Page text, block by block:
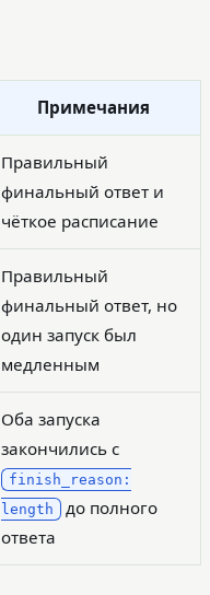
Примечания
Правильный
финальный ответ и
чёткое расписание
Правильный
финальный ответ, но
один запуск был
медленным
Оба запуска
закончились с
finish_reason:
length
до полного
ответа